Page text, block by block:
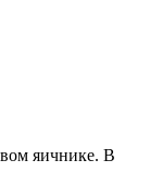
яичнике. В